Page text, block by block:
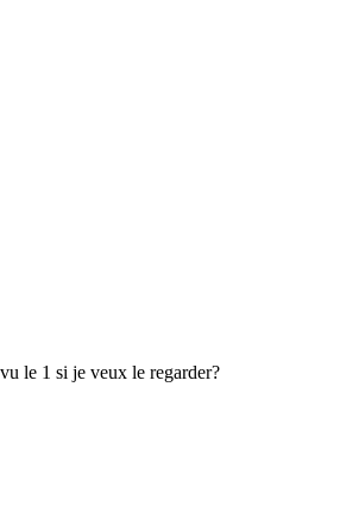
le 1 si je veux le regarder?